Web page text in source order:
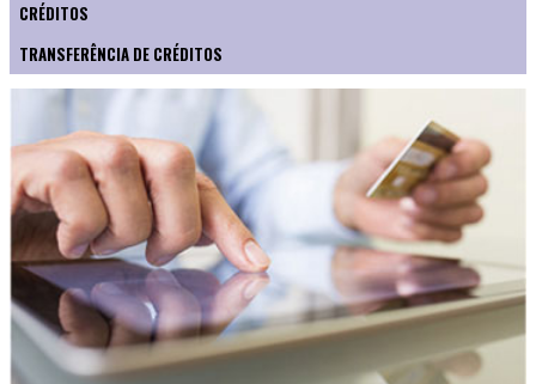
CRÉDITOS
TRANSFERÊNCIA DE CRÉDITOS